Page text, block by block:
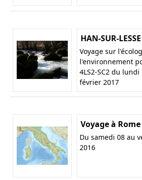
HAN-SUR-LESSE
Voyage sur
l'environnement
4LS2-SC2 du
février 2017
Voyage à Rome
Du samedi 08 au
2016